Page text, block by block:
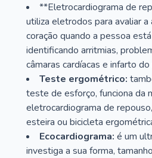
**Eletrocardiograma de
utiliza eletrodos para avaliar
coração quando a pessoa
identificando arritmias,
câmaras cardíacas e infarto do
Teste ergométrico:
teste de esforço, funciona da
eletrocardiograma de
esteira ou bicicleta
Ecocardiograma: é um
investiga a sua forma,